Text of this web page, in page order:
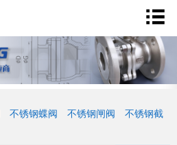
不锈钢蝶阀 不锈钢闸阀
不锈钢截